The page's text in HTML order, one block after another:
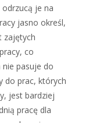
je na
jasno określ,
zajętych
co
pasuje do
do prac, których
jest bardziej
pracę dla